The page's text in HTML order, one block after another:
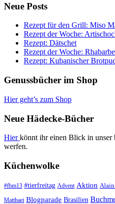
Neue Posts
Rezept für den Grill: Miso
Rezept der Woche:
Rezept: Dätschet
Rezept der Woche:
Rezept: Kubanischer
Genussbücher im Shop
Hier geht’s zum Shop
Neue Hädecke-Bücher
Hierkönnt ihr einen Blick in unser
werfen.
Küchenwolke
#fbm13 #tierfreitag Advent Aktion Alain
Matthaei Blogparade Brasilien